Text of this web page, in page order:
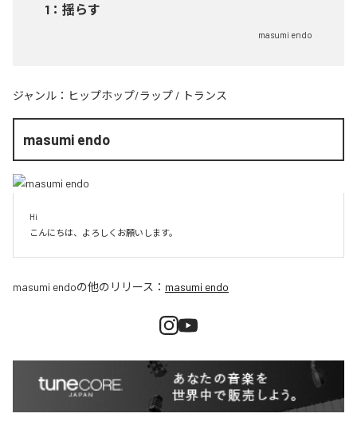
1 ： 揺らす
masumi endo
ジャンル： ヒップホップ/ラップ / トランス
masumi endo
Hi
こんにちは、よろしくお願いします。
masumi endoの他のリリース： masumi endo